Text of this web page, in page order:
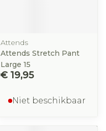
Attends
Attends Stretch Pant
Large 15
€ 19,95
Niet beschikbaar